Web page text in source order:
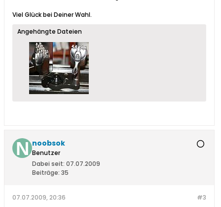
Viel Glück bei Deiner Wahl.
Angehängte Dateien
noobsok
Benutzer
Dabei seit: 07.07.2009
Beiträge: 35
#3
07.07.2009, 20:36